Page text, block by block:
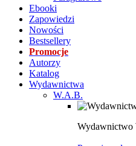
Ebooki
Zapowiedzi
Nowości
Bestsellery
Promocje
Autorzy
Katalog
Wydawnictwa
W.A.B.
Wydawnictwo